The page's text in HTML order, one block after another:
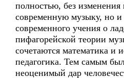
полностью, без
современную музыку, но
современного учения о
пифагорейской теории
сочетаются математика и
педагогика. Тем самым
неоценимый дар